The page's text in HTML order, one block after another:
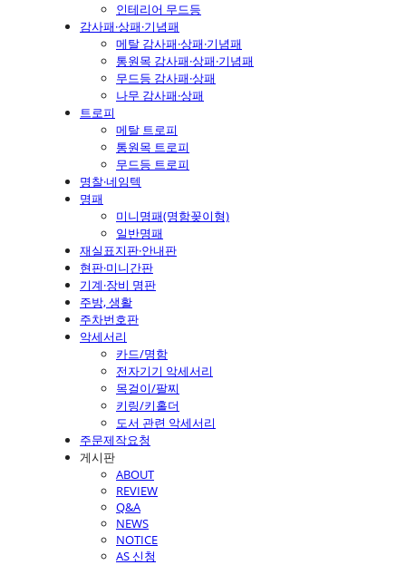
인테리어 무드등
감사패·상패·기념패
메탈 감사패·상패·기념패
통원목 감사패·상패·기념패
무드등 감사패·상패
나무 감사패·상패
트로피
메탈 트로피
통원목 트로피
무드등 트로피
명찰·네임텍
명패
미니명패(명함꽂이형)
일반명패
재실표지판·안내판
현판·미니간판
기계·장비 명판
주방, 생활
주차번호판
악세서리
카드/명함
전자기기 악세서리
목걸이/팔찌
키링/키홀더
도서 관련 악세서리
주문제작요청
게시판
ABOUT
REVIEW
Q&A
NEWS
NOTICE
AS 신청